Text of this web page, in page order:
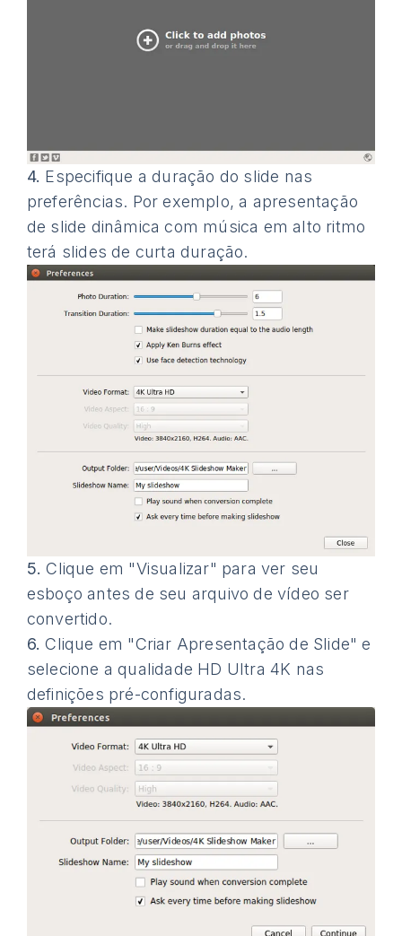
4. Especifique a duração do slide nas
preferências. Por exemplo, a apresentação
de slide dinâmica com música em alto ritmo
terá slides de curta duração.
5. Clique em "Visualizar" para ver seu
esboço antes de seu arquivo de vídeo ser
convertido.
6. Clique em "Criar Apresentação de Slide" e
selecione a qualidade HD Ultra 4K nas
definições pré-configuradas.